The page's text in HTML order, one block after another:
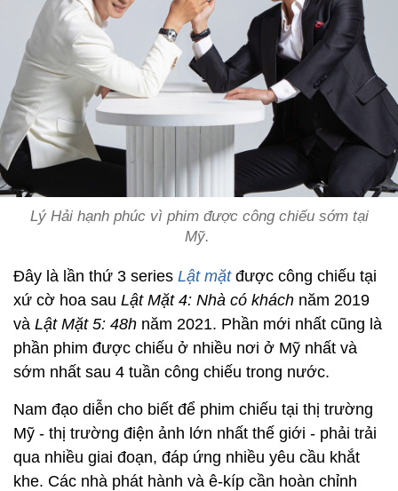
Lý Hải hạnh phúc vì phim được công chiếu sớm tại
Mỹ.
Đây là lần thứ 3 series Lật mặt được công chiếu tại
xứ cờ hoa sau Lật Mặt 4: Nhà có khách năm 2019
và Lật Mặt 5: 48h năm 2021. Phần mới nhất cũng là
phần phim được chiếu ở nhiều nơi ở Mỹ nhất và
sớm nhất sau 4 tuần công chiếu trong nước.
Nam đạo diễn cho biết để phim chiếu tại thị trường
Mỹ - thị trường điện ảnh lớn nhất thế giới - phải trải
qua nhiều giai đoạn, đáp ứng nhiều yêu cầu khắt
khe. Các nhà phát hành và ê-kíp cần hoàn chỉnh